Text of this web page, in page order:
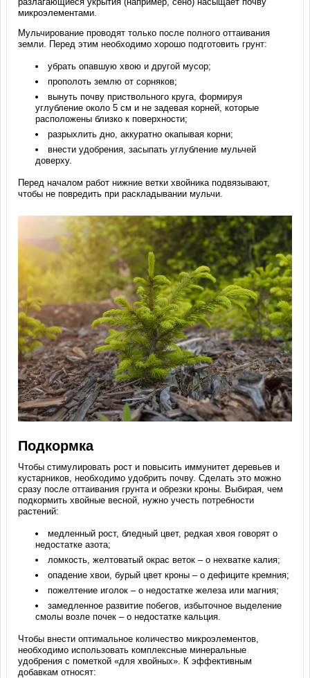
микроэлементами.
Мульчирование проводят только после полного оттаивания
земли. Перед этим необходимо хорошо подготовить грунт:
убрать опавшую хвою и другой мусор;
прополоть землю от сорняков;
вынуть почву приствольного круга, формируя
углубление около 5 см и не задевая корней, которые
расположены близко к поверхности;
разрыхлить дно, аккуратно окапывая корни;
внести удобрения, засыпать углубление мульчей
доверху.
Перед началом работ нижние ветки хвойника подвязывают,
чтобы не повредить при раскладывании мульчи.
Подкормка
Чтобы стимулировать рост и повысить иммунитет деревьев и
кустарников, необходимо удобрить почву. Сделать это можно
сразу после оттаивания грунта и обрезки кроны. Выбирая, чем
подкормить хвойные весной, нужно учесть потребности
растений:
медленный рост, бледный цвет, редкая хвоя говорят о
недостатке азота;
ломкость, желтоватый окрас веток – о нехватке калия;
опадение хвои, бурый цвет кроны – о дефиците кремния;
пожелтение иголок – о недостатке железа или магния;
замедленное развитие побегов, избыточное выделение
смолы возле почек – о недостатке кальция.
Чтобы внести оптимальное количество микроэлементов,
необходимо использовать комплексные минеральные
удобрения с пометкой «для хвойных». К эффективным
добавкам относят: